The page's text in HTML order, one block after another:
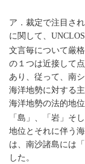
ア．裁定で注目さ
に関して、
UNCLOS
文言毎について厳
の１つは近接して
あり、従って、南
海洋地勢に対する
海洋地勢の法的地
「島」、「岩」そ
地位とそれに伴う
は、南沙諸島には
した。